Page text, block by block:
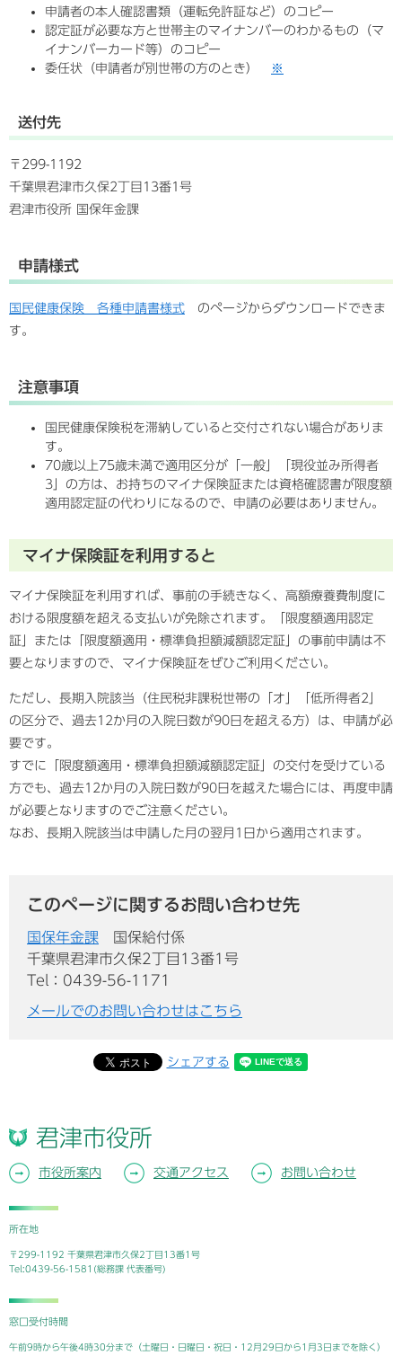
申請者の本人確認書類（運転免許証など）のコピー
認定証が必要な方と世帯主のマイナンバーのわかるもの（マ
イナンバーカード等）のコピー
委任状（申請者が別世帯の方のとき）
※
送付先
〒299-1192
千葉県君津市久保2丁目13番1号
君津市役所 国保年金課
申請様式
国民健康保険 各種申請書様式 のページからダウンロードできま
す。
注意事項
国民健康保険税を滞納していると交付されない場合がありま
す。
70歳以上75歳未満で適用区分が「一般」「現役並み所得者
3」の方は、お持ちのマイナ保険証または資格確認書が限度額
適用認定証の代わりになるので、申請の必要はありません。
マイナ保険証を利用すると
マイナ保険証を利用すれば、事前の手続きなく、高額療養費制度に
おける限度額を超える支払いが免除されます。「限度額適用認定
証」または「限度額適用・標準負担額減額認定証」の事前申請は不
要となりますので、マイナ保険証をぜひご利用ください。
ただし、長期入院該当（住民税非課税世帯の「オ」「低所得者2」
の区分で、過去12か月の入院日数が90日を超える方）は、申請が必
要です。
すでに「限度額適用・標準負担額減額認定証」の交付を受けている
方でも、過去12か月の入院日数が90日を越えた場合には、再度申請
が必要となりますのでご注意ください。
なお、長期入院該当は申請した月の翌月1日から適用されます。
このページに関するお問い合わせ先
国保年金課
国保給付係
千葉県君津市久保2丁目13番1号
Tel：0439-56-1171
メールでのお問い合わせはこちら
シェアする
君津市役所
市役所案内 交通アクセス お問い合わせ
所在地
〒299-1192 千葉県君津市久保2丁目13番1号
Tel:0439-56-1581(総務課 代表番号)
窓口受付時間
午前9時から午後4時30分まで（土曜日・日曜日・祝日・12月29日から1月3日までを除く）